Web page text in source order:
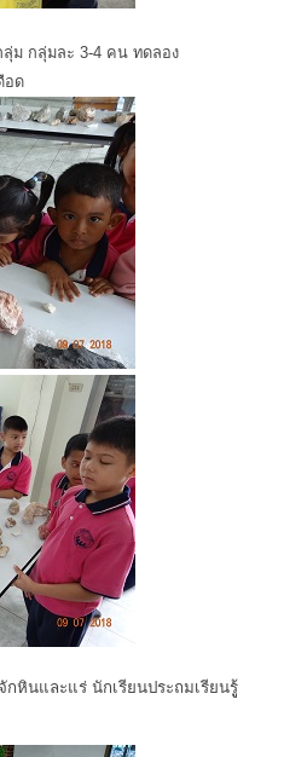
ม กลุ่มละ 3-4 คน ทดลอง
อด
หินและแร่ นักเรียนประถมเรียนรูู้